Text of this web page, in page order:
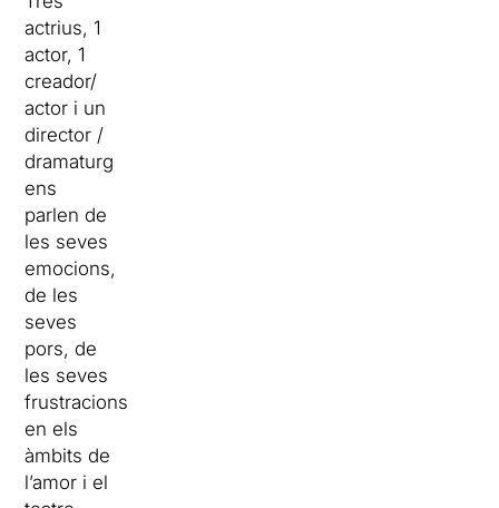
actrius, 1
actor, 1
creador/
actor i un
director /
dramaturg
ens
parlen de
les seves
emocions,
de les
seves
pors, de
les seves
frustracions
en els
àmbits de
l’amor i el